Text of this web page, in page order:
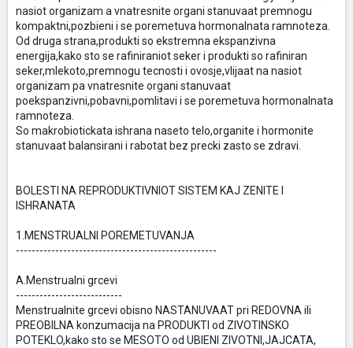
nasiot organizam a vnatresnite organi stanuvaat premnogu
kompaktni,pozbieni i se poremetuva hormonalnata ramnoteza.
Od druga strana,produkti so ekstremna ekspanzivna
energija,kako sto se rafiniraniot seker i produkti so rafiniran
seker,mlekoto,premnogu tecnosti i ovosje,vlijaat na nasiot
organizam pa vnatresnite organi stanuvaat
poekspanzivni,pobavni,pomlitavi i se poremetuva hormonalnata
ramnoteza.
So makrobiotickata ishrana naseto telo,organite i hormonite
stanuvaat balansirani i rabotat bez precki zasto se zdravi.
BOLESTI NA REPRODUKTIVNIOT SISTEM KAJ ZENITE I
ISHRANATA
1.MENSTRUALNI POREMETUVANJA
---------------------------------------------------
A.Menstrualni grcevi
---------------------------
Menstrualnite grcevi obisno NASTANUVAAT pri REDOVNA ili
PREOBILNA konzumacija na PRODUKTI od ZIVOTINSKO
POTEKLO,kako sto se MESOTO od UBIENI ZIVOTNI,JAJCATA,